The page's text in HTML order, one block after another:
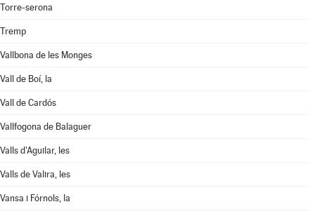
Torre-serona
Tremp
Vallbona de les Monges
Vall de Boí, la
Vall de Cardós
Vallfogona de Balaguer
Valls d'Aguilar, les
Valls de Valira, les
Vansa i Fórnols, la